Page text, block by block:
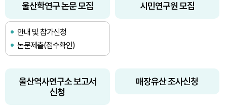
울산학연구 논문 모집
안내 및 참가신청
논문제출(접수확인)
시민연구원 모집
울산역사연구소 보고서
신청
매장유산 조사신청